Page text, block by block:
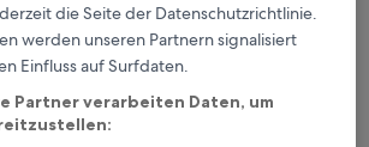
Hahn Airport
Hahn Airport
Frankfurt-Hahn (HHN) entfernt
die Seite der Datenschutzrichtlinie.
werden unseren Partnern signalisiert
Einfluss auf Surfdaten.
Partner verarbeiten Daten, um